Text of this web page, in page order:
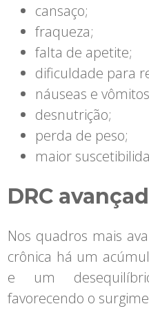
cansaço;
fraqueza;
falta de apetite;
dificuldade para
náuseas e
desnutrição;
perda de peso;
maior
DRC
Nos quadros mais
crônica há um
e um
favorecendo o